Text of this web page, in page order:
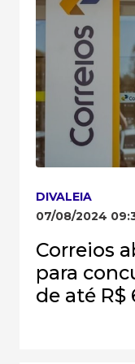
DIVALEIA
07/08/2024
Correios
para
de até R$